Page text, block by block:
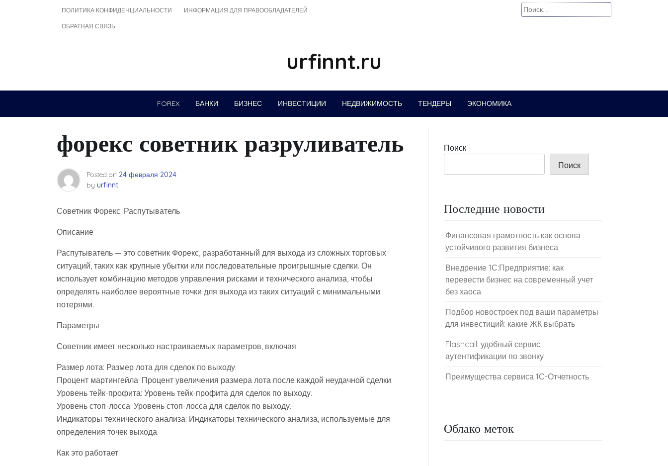
ПОЛИТИКА КОНФИДЕНЦИАЛЬНОСТИ ИНФОРМАЦИЯ ДЛЯ ПРАВООБЛАДАТЕЛЕЙ
ОБРАТНАЯ СВЯЗЬ
Найти:
urfinnt.ru
FOREX БАНКИ БИЗНЕС ИНВЕСТИЦИИ НЕДВИЖИМОСТЬ ТЕНДЕРЫ ЭКОНОМИКА
форекс советник разруливатель
Posted on 24 февраля 2024
by urfinnt
Советник Форекс: Распутыватель
Описание
Распутыватель — это советник Форекс, разработанный для выхода из сложных торговых
ситуаций, таких как крупные убытки или последовательные проигрышные сделки. Он
использует комбинацию методов управления рисками и технического анализа, чтобы
определять наиболее вероятные точки для выхода из таких ситуаций с минимальными
потерями.
Параметры
Советник имеет несколько настраиваемых параметров, включая:
Размер лота: Размер лота для сделок по выходу.
Процент мартингейла: Процент увеличения размера лота после каждой неудачной сделки.
Уровень тейк-профита: Уровень тейк-профита для сделок по выходу.
Уровень стоп-лосса: Уровень стоп-лосса для сделок по выходу.
Индикаторы технического анализа: Индикаторы технического анализа, используемые для
определения точек выхода.
Как это работает
Поиск
Поиск
Последние новости
Финансовая грамотность как основа
устойчивого развития бизнеса
Внедрение 1С:Предприятие: как
перевести бизнес на современный учет
без хаоса
Подбор новостроек под ваши параметры
для инвестиций: какие ЖК выбрать
Flashcall: удобный сервис
аутентификации по звонку
Преимущества сервиса 1С-Отчетность
Облако меток